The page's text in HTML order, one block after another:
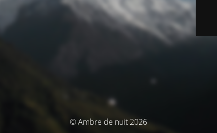
© Ambre de nuit 2026